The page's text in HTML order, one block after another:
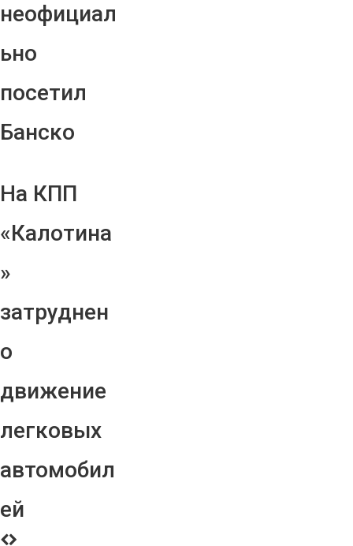
неофициал
ьно
посетил
Банско
На КПП
«Калотина
»
затруднен
о
движение
легковых
автомобил
ей